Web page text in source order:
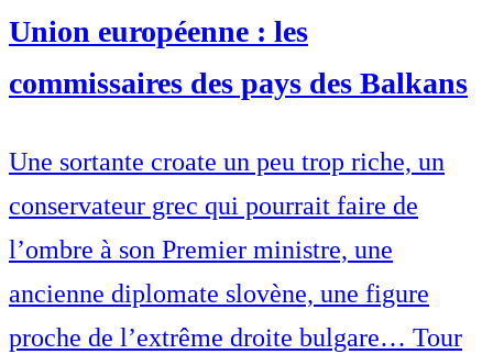
Union européenne : les
commissaires des pays des Balkans
Une sortante croate un peu trop riche, un
conservateur grec qui pourrait faire de
l’ombre à son Premier ministre, une
ancienne diplomate slovène, une figure
proche de l’extrême droite bulgare… Tour